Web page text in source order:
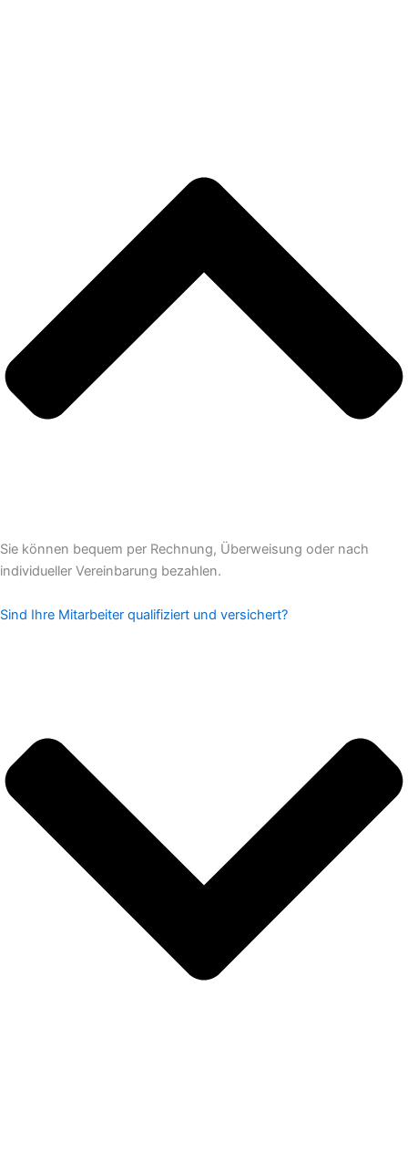
Sie können bequem per Rechnung, Überweisung oder nach
individueller Vereinbarung bezahlen.
Sind Ihre Mitarbeiter qualifiziert und versichert?